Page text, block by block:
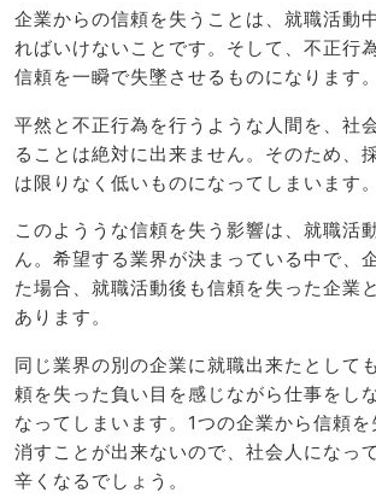
企業からの信頼を失うことは、就職活動
ればいけないことです。そして、不正行
信頼を一瞬で失墜させるものになります。
平然と不正行為を行うような人間を、社
ることは絶対に出来ません。そのため、
は限りなく低いものになってしまいます。
このよううな信頼を失う影響は、就職活
ん。希望する業界が決まっている中で、
た場合、就職活動後も信頼を失った企業
あります。
同じ業界の別の企業に就職出来たとして
頼を失った負い目を感じながら仕事をし
なってしまいます。1つの企業から信頼
消すことが出来ないので、社会人になっ
辛くなるでしょう。